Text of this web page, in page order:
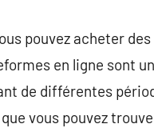
pouvez acheter
en ligne sont
de différentes
vous pouvez